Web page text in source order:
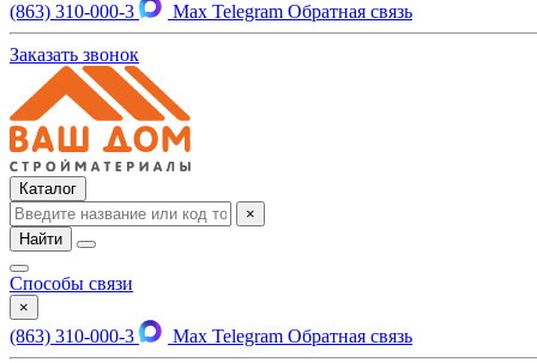
(863) 310-000-3 Max Telegram Обратная связь
Заказать звонок
Каталог
×
Найти
Способы связи
×
(863) 310-000-3 Max Telegram Обратная связь